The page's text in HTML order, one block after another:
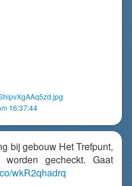
16:37:44
bij gebouw Het Trefpunt,
gecheckt. Gaat
wkR2qhadrq